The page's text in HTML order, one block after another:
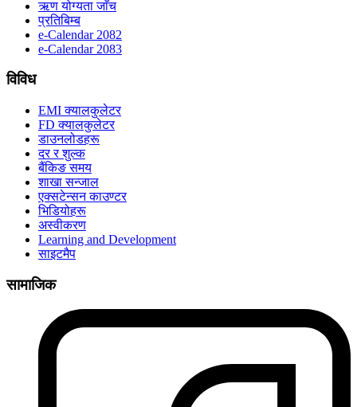
ऋण योग्यता जाँच
प्रतिबिम्ब
e-Calendar 2082
e-Calendar 2083
विविध
EMI क्यालकुलेटर
FD क्यालकुलेटर
डाउनलोडहरू
दर र शुल्क
बैंकिङ समय
शाखा सन्जाल
एक्सटेन्सन काउण्टर
भिडियोहरू
अस्वीकरण
Learning and Development
साइटमैप
सामाजिक